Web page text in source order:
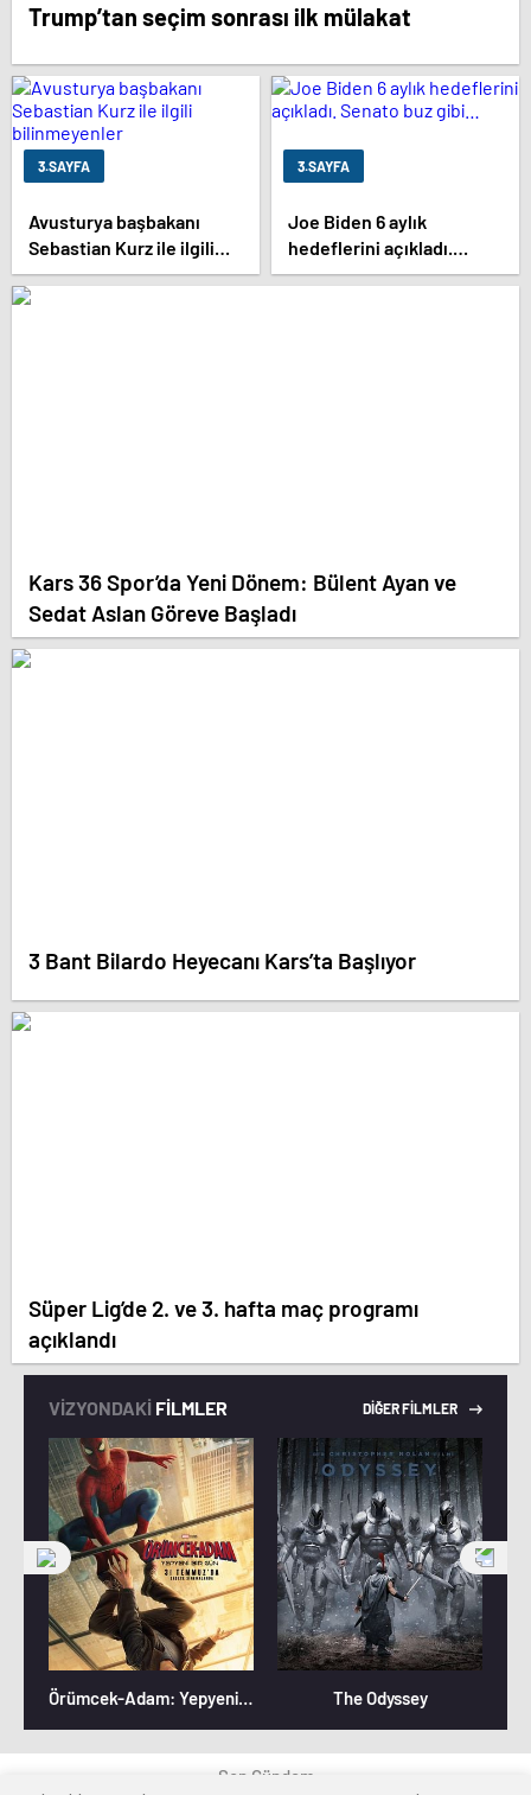
Trump’tan seçim sonrası ilk mülakat
3.SAYFA
Avusturya başbakanı
Sebastian Kurz ile ilgili
bilinmeyenler
3.SAYFA
Joe Biden 6 aylık
hedeflerini açıkladı.
Senato buz gibi…
Kars 36 Spor’da Yeni Dönem: Bülent Ayan ve
Sedat Aslan Göreve Başladı
3 Bant Bilardo Heyecanı Kars’ta Başlıyor
Süper Lig’de 2. ve 3. hafta maç programı
açıklandı
VİZYONDAKİ FİLMLER DİĞER FİLMLER
Örümcek-Adam: Yepyeni Bir Gün The Odyssey
Son Gündem